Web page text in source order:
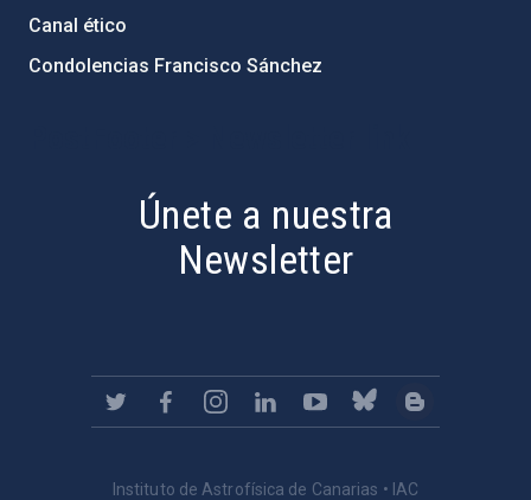
Canal ético
Condolencias Francisco Sánchez
Únete a nuestra
Newsletter
Instituto de Astrofísica de Canarias • IAC